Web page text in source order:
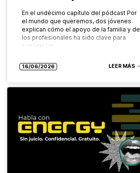
En el undécimo capítulo del pódcast Por
el mundo que queremos, dos jóvenes
explican cómo el apoyo de la familia y de
los profesionales ha sido clave para
superar las…
16/06/2026 LEER MÁS